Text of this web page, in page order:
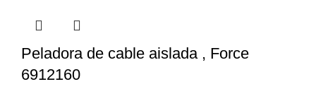
Peladora de cable aislada , Force
6912160